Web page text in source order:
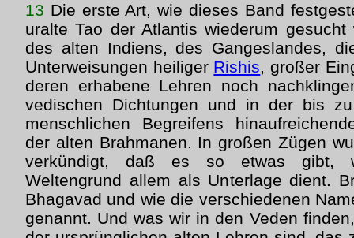
13 Die erste Art, wie dieses Band
uralte Tao der Atlantis wiederum
des alten Indiens, des Gangeslandes,
Unterweisungen heiliger Rishis, großer
deren erhabene Lehren noch
vedischen Dichtungen und in der bis
menschlichen Begreifens
der alten Brahmanen. In großen Zügen
verkündigt, daß es so etwas gibt,
Weltengrund allem als Unterlage dient.
Bhagavad und wie die verschiedenen
genannt. Und was wir in den Veden